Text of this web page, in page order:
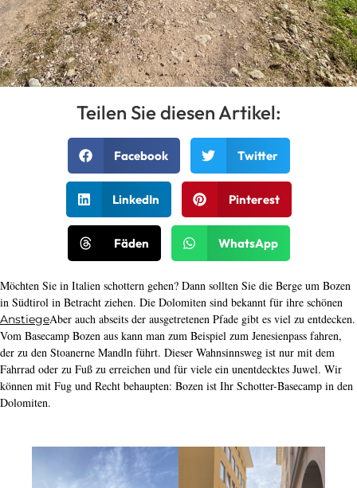
Teilen Sie diesen Artikel:
Facebook Twitter
LinkedIn Pinterest
Fäden WhatsApp
Möchten Sie in Italien schottern gehen? Dann sollten Sie die Berge um Bozen
in Südtirol in Betracht ziehen. Die Dolomiten sind bekannt für ihre schönen
AnstiegeAber auch abseits der ausgetretenen Pfade gibt es viel zu entdecken.
Vom Basecamp Bozen aus kann man zum Beispiel zum Jenesienpass fahren,
der zu den Stoanerne Mandln führt. Dieser Wahnsinnsweg ist nur mit dem
Fahrrad oder zu Fuß zu erreichen und für viele ein unentdecktes Juwel. Wir
können mit Fug und Recht behaupten: Bozen ist Ihr Schotter-Basecamp in den
Dolomiten.